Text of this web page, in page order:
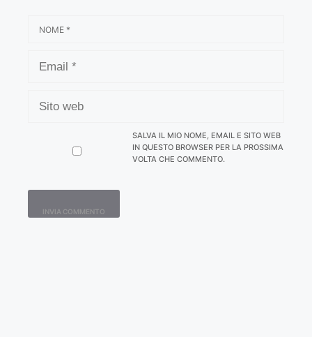
WEB
SALVA IL MIO NOME, EMAIL E SITO WEB
IN QUESTO BROWSER PER LA PROSSIMA
VOLTA CHE COMMENTO.